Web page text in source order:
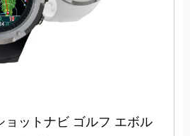
ョットナビ ゴルフ エボル